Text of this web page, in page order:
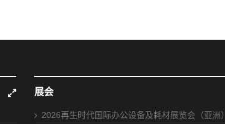
展会
2026再生时代国际办公设备及耗材展览会（亚洲）